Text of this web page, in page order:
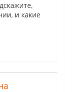
и какие